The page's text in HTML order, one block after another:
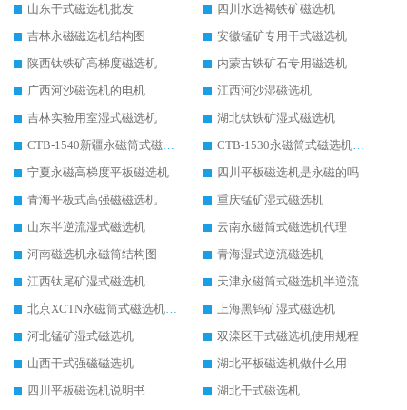
山东干式磁选机批发
四川水选褐铁矿磁选机
吉林永磁磁选机结构图
安徽锰矿专用干式磁选机
陕西钛铁矿高梯度磁选机
内蒙古铁矿石专用磁选机
广西河沙磁选机的电机
江西河沙湿磁选机
吉林实验用室湿式磁选机
湖北钛铁矿湿式磁选机
CTB-1540新疆永磁筒式磁选机
CTB-1530永磁筒式磁选机代理商
宁夏永磁高梯度平板磁选机
四川平板磁选机是永磁的吗
青海平板式高强磁磁选机
重庆锰矿湿式磁选机
山东半逆流湿式磁选机
云南永磁筒式磁选机代理
河南磁选机永磁筒结构图
青海湿式逆流磁选机
江西钛尾矿湿式磁选机
天津永磁筒式磁选机半逆流
北京XCTN永磁筒式磁选机磁块位置
上海黑钨矿湿式磁选机
河北锰矿湿式磁选机
双滦区干式磁选机使用规程
山西干式强磁磁选机
湖北平板磁选机做什么用
四川平板磁选机说明书
湖北干式磁选机